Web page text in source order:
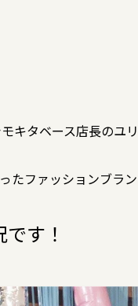
キタベース店長のユ
たファッションブラ
す！